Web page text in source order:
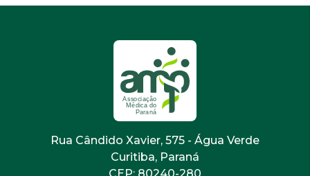
Rua Cândido Xavier, 575 - Água Verde
Curitiba, Paraná